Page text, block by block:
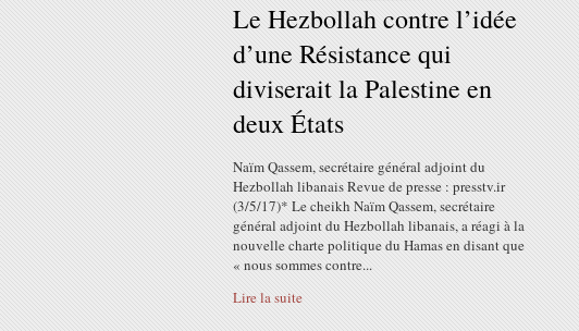
Le Hezbollah contre l’idée
d’une Résistance qui
diviserait la Palestine en
deux États
Naïm Qassem, secrétaire général adjoint du
Hezbollah libanais Revue de presse : presstv.ir
(3/5/17)* Le cheikh Naïm Qassem, secrétaire
général adjoint du Hezbollah libanais, a réagi à la
nouvelle charte politique du Hamas en disant que
« nous sommes contre...
Lire la suite